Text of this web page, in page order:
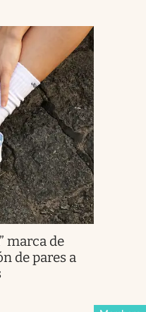
marca de
de pares a